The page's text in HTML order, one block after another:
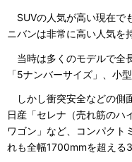
SUVの人気が高い現在で
ニバンは非常に高い人気を
当時は多くのモデルで全
「5ナンバーサイズ」、小
しかし衝突安全などの側
日産「セレナ（売れ筋のハ
ワゴン」など、コンパクト
れも全幅1700mmを超える